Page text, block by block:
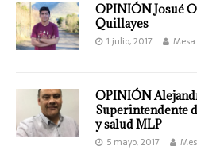
OPINIÓN Josué
Quillayes
1 julio, 2017
OPINIÓN
Superintendente
y salud MLP
5 mayo, 2017